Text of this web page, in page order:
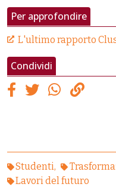
Per approfondire
L'ultimo rapporto
Condividi
Studenti
Lavori del futuro